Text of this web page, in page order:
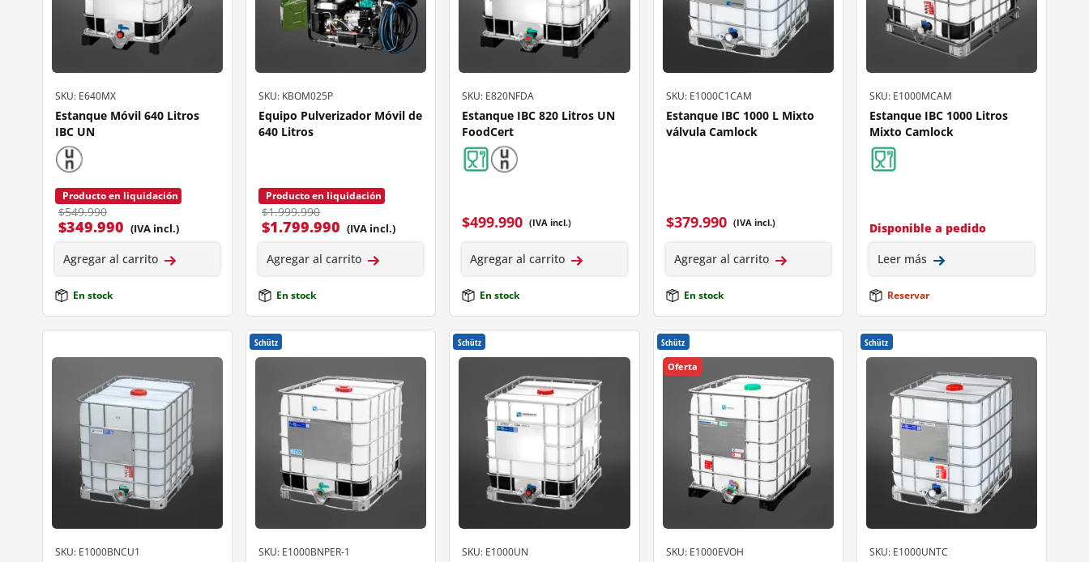
SKU: E640MX
Estanque Móvil 640 Litros
IBC UN
Producto en liquidación
$549.990
$349.990 (IVA incl.)
Agregar al carrito
En stock
SKU: KBOM025P
Equipo Pulverizador Móvil de
640 Litros
Producto en liquidación
$1.999.990
$1.799.990 (IVA incl.)
Agregar al carrito
En stock
SKU: E820NFDA
Estanque IBC 820 Litros UN
FoodCert
$499.990 (IVA incl.)
Agregar al carrito
En stock
SKU: E1000C1CAM
Estanque IBC 1000 L Mixto
válvula Camlock
$379.990 (IVA incl.)
Agregar al carrito
En stock
SKU: E1000MCAM
Estanque IBC 1000 Litros
Mixto Camlock
Disponible a pedido
Leer más
Reservar
SKU: E1000BNCU1 SKU: E1000BNPER-1
Schütz
SKU: E1000UN
Schütz
Oferta
SKU: E1000EVOH
Schütz
SKU: E1000UNTC
Schütz